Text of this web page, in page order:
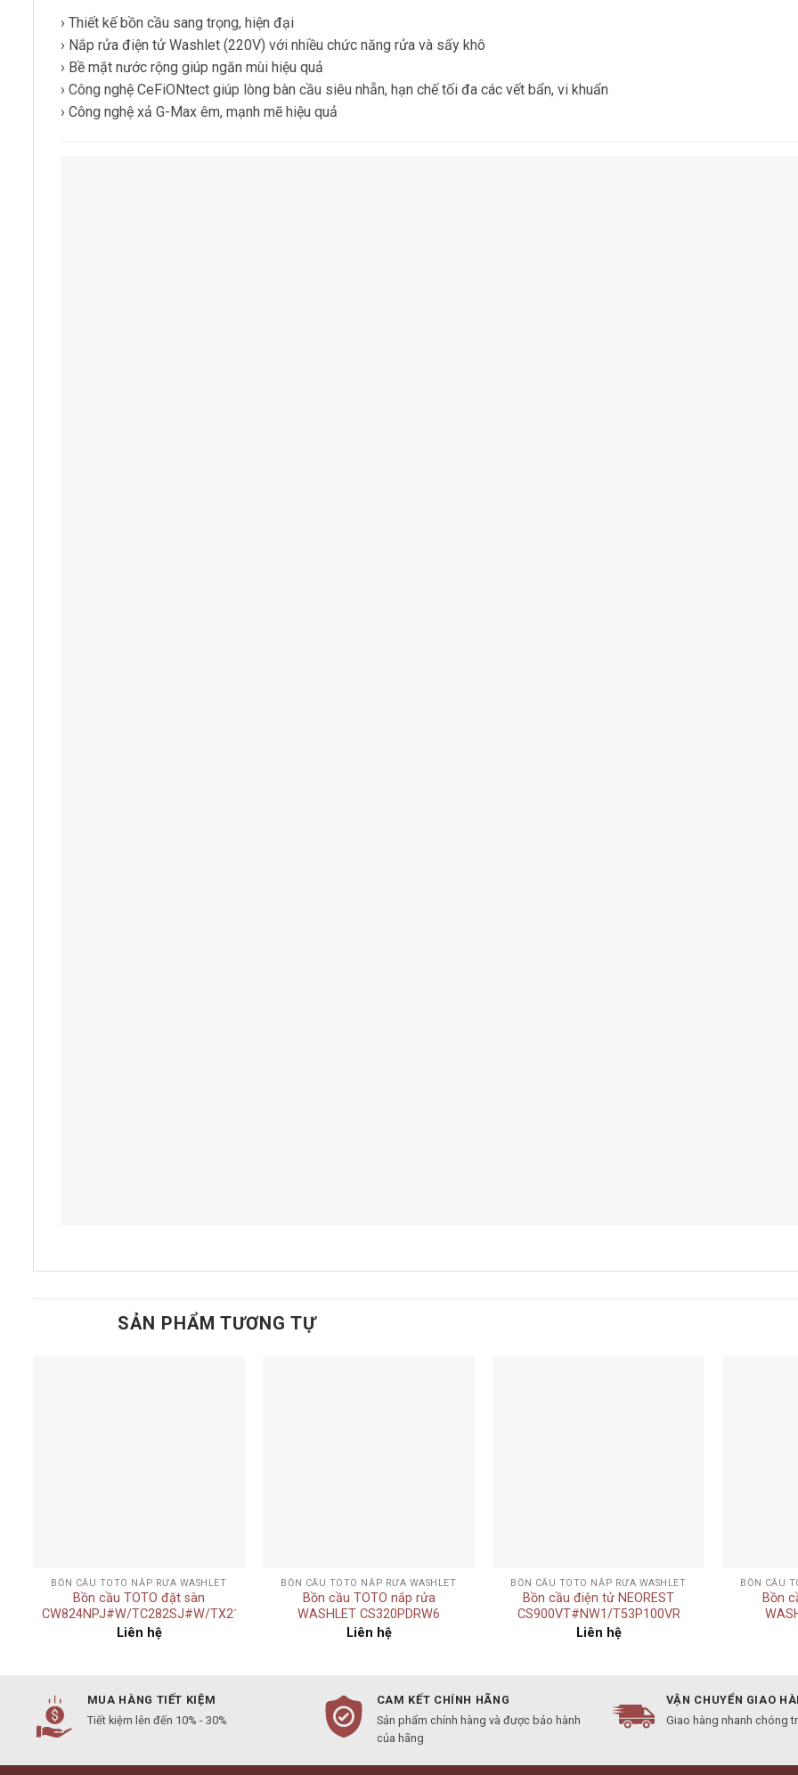
› Thiết kế bồn cầu sang trọng, hiện đại
› Nắp rửa điện tử Washlet (220V) với nhiều chức năng rửa và sấy khô
› Bề mặt nước rộng giúp ngăn mùi hiệu quả
› Công nghệ CeFiONtect giúp lòng bàn cầu siêu nhẵn, hạn chế tối đa các vết bẩn, vi khuẩn
› Công nghệ xả G-Max êm, mạnh mẽ hiệu quả
SẢN PHẨM TƯƠNG TỰ
BỒN CẦU TOTO NẮP RỬA WASHLET
Bồn cầu TOTO đặt sàn
CW824NPJ#W/TC282SJ#W/TX215C/TX276C
Liên hệ
BỒN CẦU TOTO NẮP RỬA WASHLET
Bồn cầu TOTO nắp rửa
WASHLET CS320PDRW6
Liên hệ
BỒN CẦU TOTO NẮP RỬA WASHLET
Bồn cầu điện tử NEOREST
CS900VT#NW1/T53P100VR
Liên hệ
BỒN CẦU
Bồn
MUA HÀNG TIẾT KIỆM
Tiết kiệm lên đến 10% - 30%
CAM KẾT CHÍNH HÃNG
Sản phẩm chính hàng và được bảo hành
của hãng
VẬN CHUYỂN GIAO
Giao hàng nhanh chóng